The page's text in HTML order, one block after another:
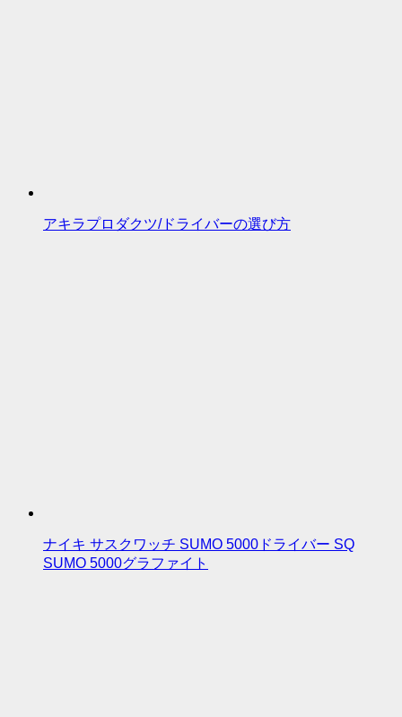
アキラプロダクツ/ドライバーの選び方
ナイキ サスクワッチ SUMO 5000ドライバー SQ
SUMO 5000グラファイト